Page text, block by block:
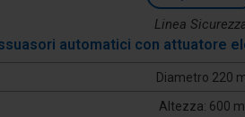
Linea
automatici con attuatore
Diametro 220
Altezza: 600